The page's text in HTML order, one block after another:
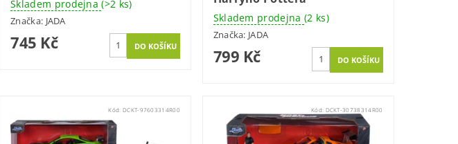
Skladem prodejna(>2 ks)
Značka: JADA
745 Kč
Skladem prodejna (2 ks)
Značka: JADA
799 Kč
Kód: DCKT-97603314R00 Kód: DCKT-30738314R00